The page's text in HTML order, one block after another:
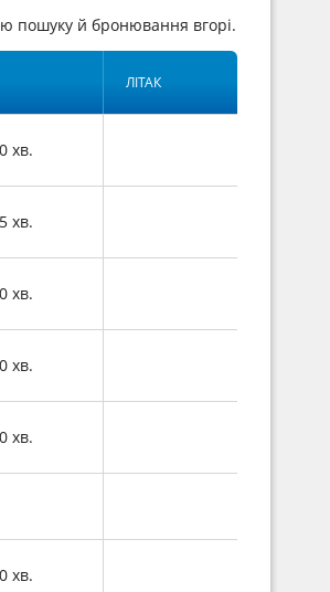
пошуку й бронювання вгорі.
ЛІТАК
хв.
хв.
хв.
хв.
хв.
хв.